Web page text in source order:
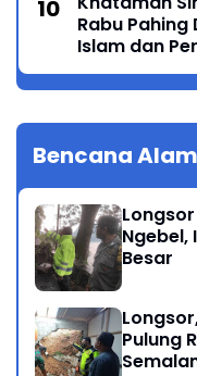
Rabu Pahing
Islam dan
Kauman
Bencana Alam
Ngebel,
Besar
Pulung